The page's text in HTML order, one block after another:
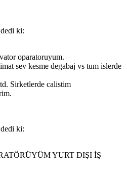
dedi ki:
oparatoruyum.
sev kesme degabaj vs tum islerde
Sirketlerde calistim
dedi ki:
YURT DIŞI İŞ